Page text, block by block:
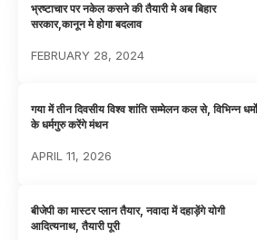
भ्रष्टाचार पर नकेल कसने की तैयारी मे अब बिहार
सरकार,कानून मे होगा बदलाव
FEBRUARY 28, 2024
गया में तीन दिवसीय विश्व शांति सम्मेलन कल से, विभिन्न
के धर्मगुरु करेंगे मंथन
APRIL 11, 2026
बीजेपी का मास्टर प्लान तैयार, नवादा में दहाड़ेंगे योगी
आदित्यनाथ, तैयारी पूरी